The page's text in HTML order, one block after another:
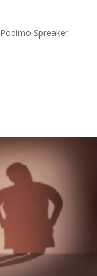
Podimo Spreaker